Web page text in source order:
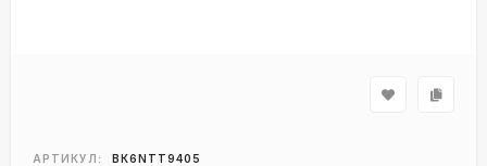
АРТИКУЛ: ВК6NTT9405